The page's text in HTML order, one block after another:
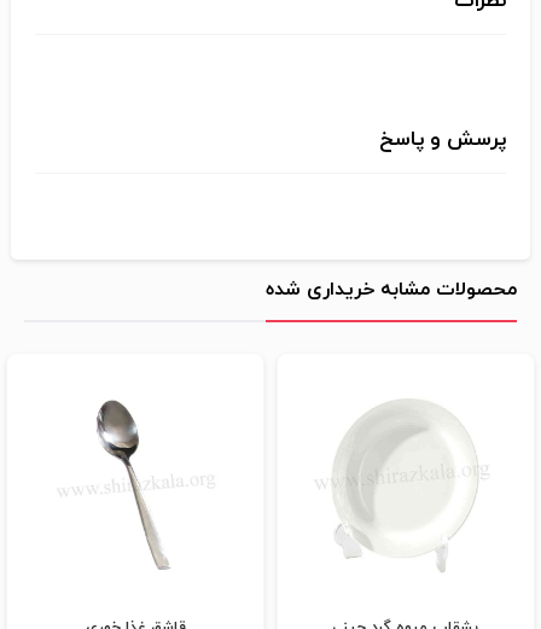
پرسش و پاسخ
محصولات مشابه خریداری شده